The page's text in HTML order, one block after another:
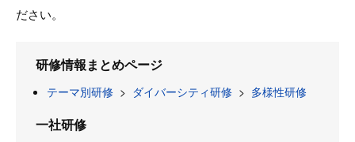
ださい。
研修情報まとめページ
テーマ別研修 > ダイバーシティ研修 > 多様性研修
一社研修